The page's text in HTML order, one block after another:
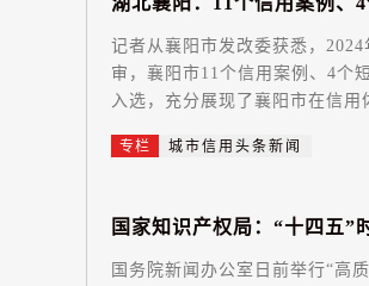
记者从襄阳市发改委获悉，
审，襄阳市11个信用案例、4个短视
入选，充分展现了襄阳市在信
专栏 城市信用头条新闻
国 家知识产权局： “十 四 五”
国务院新闻办公室日前举行“高